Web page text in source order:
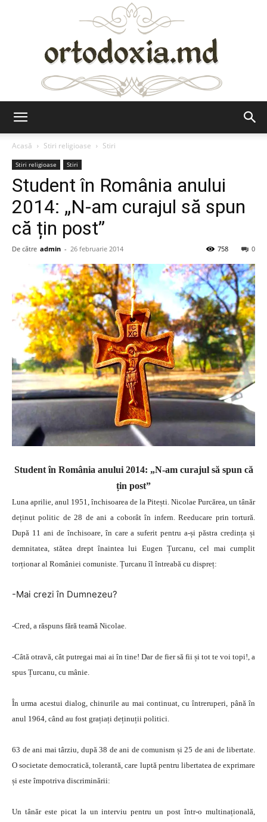
Acasă
Stiri religioase Stiri
Stiri religioase Stiri
Student în România anului
2014: „N-am curajul să spun
că țin post”
De către admin - 26 februarie 2014 0
758
Student în România anului 2014: „N-am curajul să spun că
țin post”
Luna aprilie, anul 1951, închisoarea de la Pitești. Nicolae Purcărea, un tânăr
deținut politic de 28 de ani a coborât în infern. Reeducare prin tortură.
După 11 ani de închisoare, în care a suferit pentru a-și păstra credința și
demnitatea, stătea drept înaintea lui Eugen Țurcanu, cel mai cumplit
torționar al României comuniste. Țurcanu îl întreabă cu dispreț:
-Mai crezi în Dumnezeu?
-Cred, a răspuns fără teamă Nicolae.
-Câtă otravă, cât putregai mai ai în tine! Dar de fier să fii și tot te voi topi!, a
spus Țurcanu, cu mânie.
În urma acestui dialog, chinurile au mai continuat, cu întreruperi, până în
anul 1964, când au fost grațiați deținuții politici.
63 de ani mai târziu, după 38 de ani de comunism și 25 de ani de libertate.
O societate democratică, tolerantă, care luptă pentru libertatea de exprimare
și este împotriva discriminării:
Un tânăr este picat la un interviu pentru un post într-o multinațională,